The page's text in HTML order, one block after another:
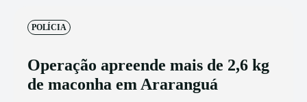
POLÍCIA
Operação apreende mais de 2,6 kg
de maconha em Araranguá